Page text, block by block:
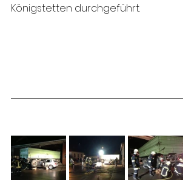
Königstetten durchgeführt.